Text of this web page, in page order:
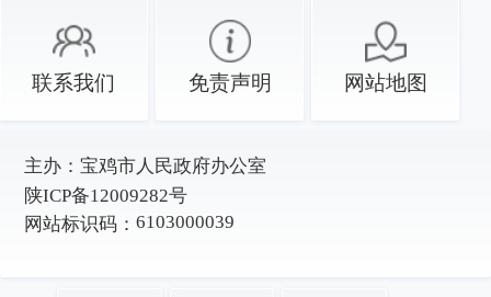
联系我们 免责声明 网站地图
主办： 宝鸡市人民政府办公室
陕ICP备12009282号
网站标识码： 6103000039